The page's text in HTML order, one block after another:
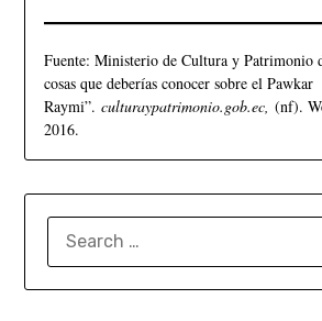
Fuente: Ministerio de Cultura y Patrimonio
cosas que deberías conocer sobre el Pawkar
Raymi”. culturaypatrimonio.gob.ec, (nf).
2016.